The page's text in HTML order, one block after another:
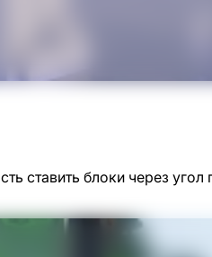
ставить блоки через